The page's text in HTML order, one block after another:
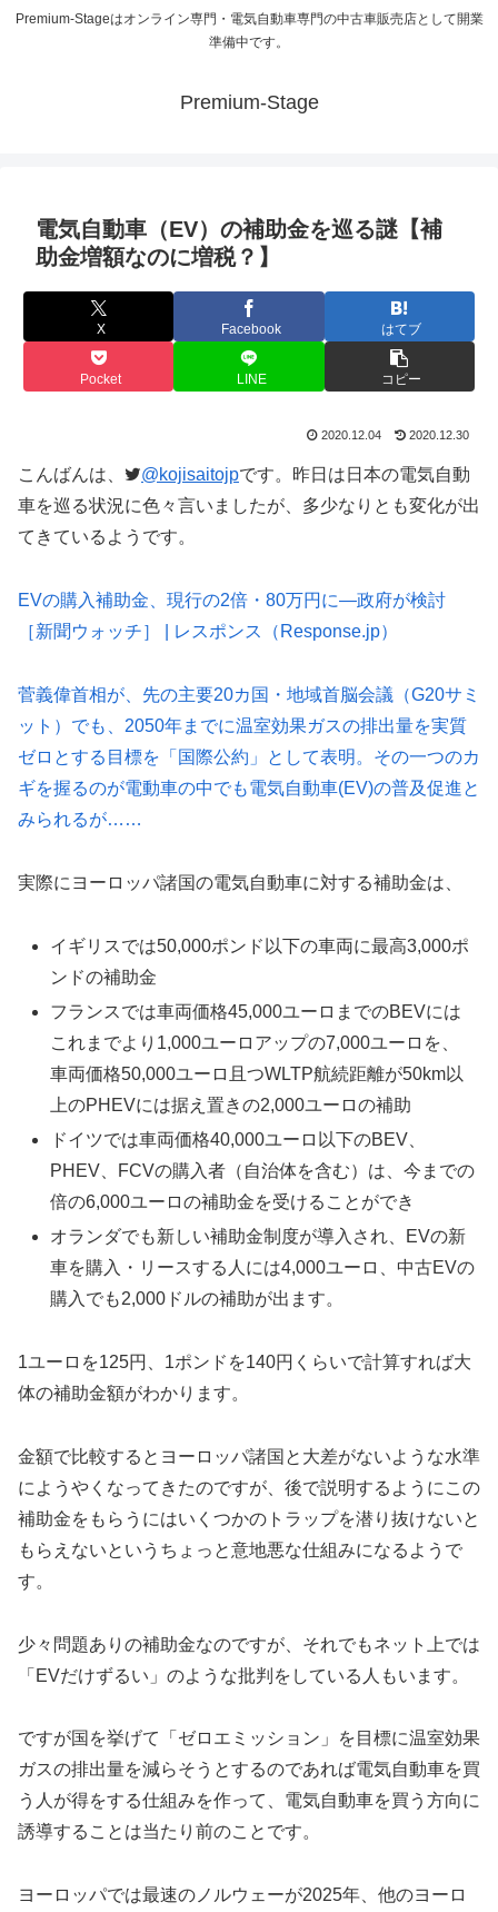
Premium-Stageはオンライン専門・電気自動車専門の中古車販売店として開業
準備中です。
Premium-Stage
電気自動車（EV）の補助金を巡る謎【補
助金増額なのに増税？】
X Facebook はてブ
Pocket LINE コピー
2020.12.04 2020.12.30
こんばんは、 @kojisaitojpです。昨日は日本の電気自動
車を巡る状況に色々言いましたが、多少なりとも変化が出
てきているようです。
EVの購入補助金、現行の2倍・80万円に—政府が検討
［新聞ウォッチ］ | レスポンス（Response.jp）
菅義偉首相が、先の主要20カ国・地域首脳会議（G20サミ
ット）でも、2050年までに温室効果ガスの排出量を実質
ゼロとする目標を「国際公約」として表明。その一つのカ
ギを握るのが電動車の中でも電気自動車(EV)の普及促進と
みられるが……
実際にヨーロッパ諸国の電気自動車に対する補助金は、
イギリスでは50,000ポンド以下の車両に最高3,000ポ
ンドの補助金
フランスでは車両価格45,000ユーロまでのBEVには
これまでより1,000ユーロアップの7,000ユーロを、
車両価格50,000ユーロ且つWLTP航続距離が50km以
上のPHEVには据え置きの2,000ユーロの補助
ドイツでは車両価格40,000ユーロ以下のBEV、
PHEV、FCVの購入者（自治体を含む）は、今までの
倍の6,000ユーロの補助金を受けることができ
オランダでも新しい補助金制度が導入され、EVの新
車を購入・リースする人には4,000ユーロ、中古EVの
購入でも2,000ドルの補助が出ます。
1ユーロを125円、1ポンドを140円くらいで計算すれば大
体の補助金額がわかります。
金額で比較するとヨーロッパ諸国と大差がないような水準
にようやくなってきたのですが、後で説明するようにこの
補助金をもらうにはいくつかのトラップを潜り抜けないと
もらえないというちょっと意地悪な仕組みになるようで
す。
少々問題ありの補助金なのですが、それでもネット上では
「EVだけずるい」のような批判をしている人もいます。
ですが国を挙げて「ゼロエミッション」を目標に温室効果
ガスの排出量を減らそうとするのであれば電気自動車を買
う人が得をする仕組みを作って、電気自動車を買う方向に
誘導することは当たり前のことです。
ヨーロッパでは最速のノルウェーが2025年、他のヨーロ